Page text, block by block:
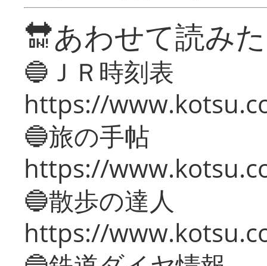
🔛あわせて読み
🔵ＪＲ時刻表
https://
🔵旅の手帖
https://
🔵散歩の達人
https://